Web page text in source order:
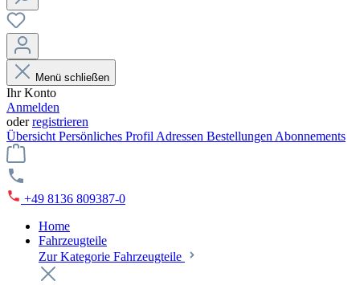
Menü schließen
Ihr Konto
Anmelden
oderregistrieren
Übersicht Persönliches Profil Adressen Bestellungen Abonnements
+49 8136 809387-0
Home
Fahrzeugteile
Zur Kategorie Fahrzeugteile